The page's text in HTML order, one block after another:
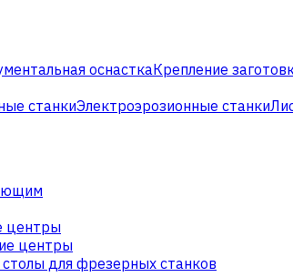
оснасткаКрепление
станкиЭлектроэрозионные станки
центры
центры
для фрезерных станков